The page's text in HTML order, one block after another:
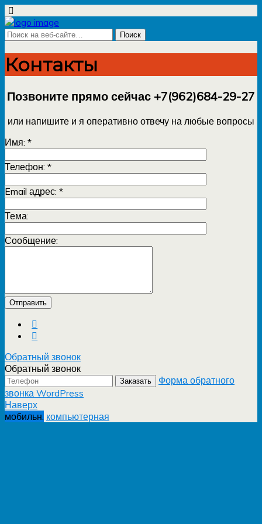
Контакты
Позвоните прямо сейчас +7(962)684-29-27
или напишите и я оперативно отвечу на любые вопросы
Имя: *
Телефон: *
Email адрес: *
Тема:
Сообщение:
Обратный звонок
Обратный звонок
Заказать
Форма обратного
звонка WordPress
Наверх
мобильн. компьютерная